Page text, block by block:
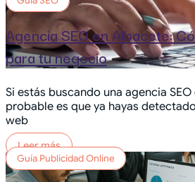
Agencia SEO en Albacete:
para tu negocio
Si estás buscando una agencia
probable es que ya hayas
web
Leer más
Guía Publicidad Online